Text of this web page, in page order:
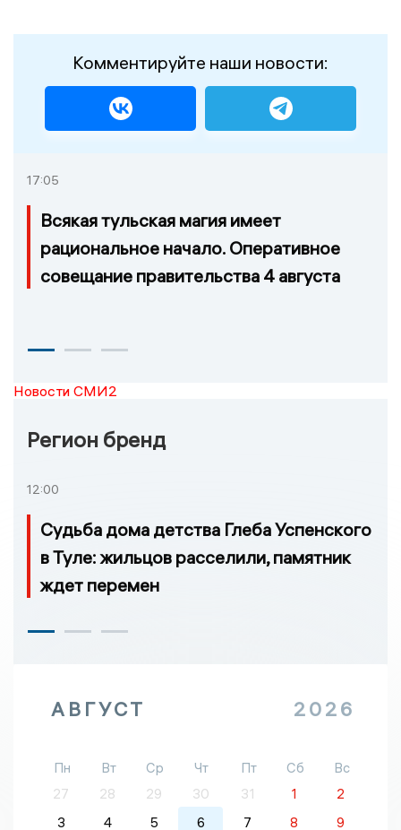
Комментируйте наши новости:
17:05
Всякая тульская магия имеет
рациональное начало. Оперативное
совещание правительства 4 августа
Новости СМИ2
Регион бренд
12:00
Судьба дома детства Глеба Успенского
в Туле: жильцов расселили, памятник
ждет перемен
АВГУСТ 2026
Пн Вт Ср Чт Пт Сб
Вс
27
28 29 30 31 1
2
3
4 5 6 7 8
9